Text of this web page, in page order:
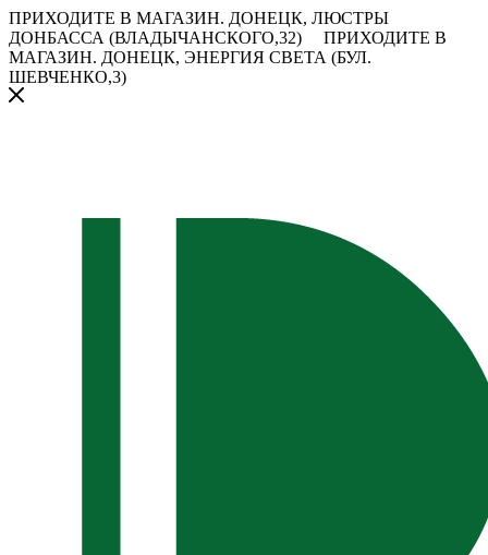
ПРИХОДИТЕ В МАГАЗИН. ДОНЕЦК, ЛЮСТРЫ
ДОНБАССА (ВЛАДЫЧАНСКОГО,32)
ПРИХОДИТЕ В
МАГАЗИН. ДОНЕЦК, ЭНЕРГИЯ СВЕТА (БУЛ.
ШЕВЧЕНКО,3)